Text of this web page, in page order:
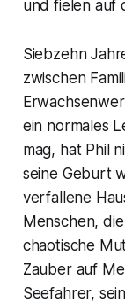
und fielen auf
Siebzehn
zwischen
ein normales
mag, hat Phil
seine Geburt
verfallene
Menschen,
chaotische
Zauber auf
Seefahrer,